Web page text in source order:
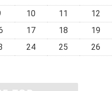
10 11
12
17 18
19
24 25
26